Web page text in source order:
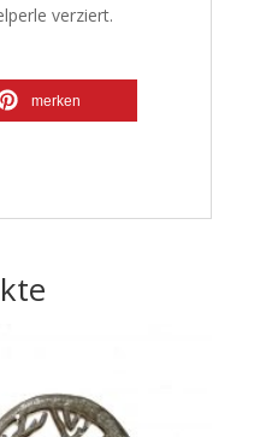
verziert.
merken